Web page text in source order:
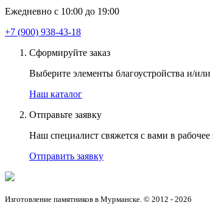
Ежедневно с 10:00 до 19:00
+7 (900) 938-43-18
Сформируйте заказ
Выберите элементы благоустройства и/или
Наш каталог
Отправьте заявку
Наш специалист свяжется с вами в рабочее
Отправить заявку
Изготовление памятников в Мурманске. © 2012 - 2026